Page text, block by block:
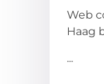
Web
Haag
...